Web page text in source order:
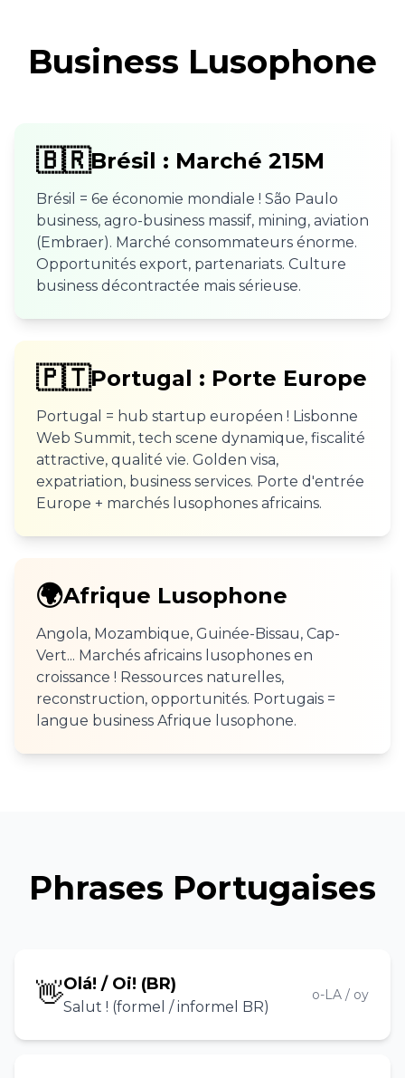
Business Lusophone
🇧🇷Brésil : Marché 215M
Brésil = 6e économie mondiale ! São Paulo
business, agro-business massif, mining, aviation
(Embraer). Marché consommateurs énorme.
Opportunités export, partenariats. Culture
business décontractée mais sérieuse.
🇵🇹Portugal : Porte Europe
Portugal = hub startup européen ! Lisbonne
Web Summit, tech scene dynamique, fiscalité
attractive, qualité vie. Golden visa,
expatriation, business services. Porte d'entrée
Europe + marchés lusophones africains.
🌍Afrique Lusophone
Angola, Mozambique, Guinée-Bissau, Cap-
Vert... Marchés africains lusophones en
croissance ! Ressources naturelles,
reconstruction, opportunités. Portugais =
langue business Afrique lusophone.
Phrases Portugaises
👋Olá! / Oi! (BR)
Salut ! (formel / informel BR)
o-LA / oy